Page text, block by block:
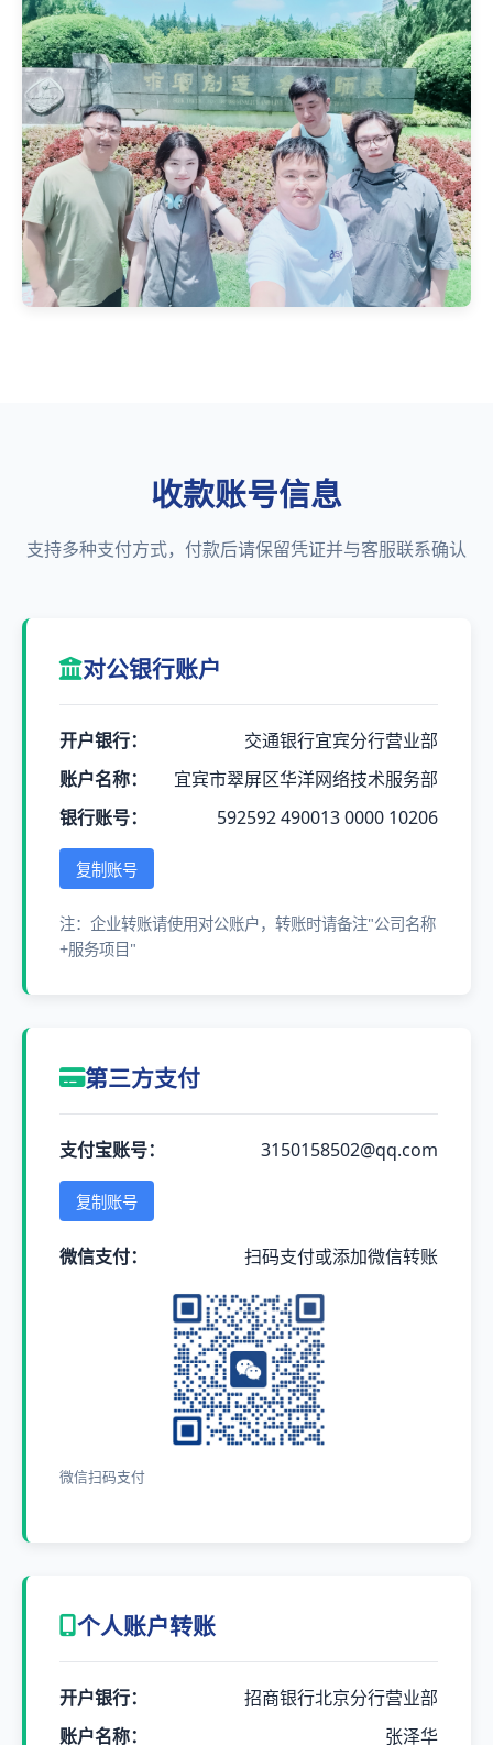
收款账号信息
支持多种支付方式，付款后请保留凭证并与客服联系确认
对公银行账户
开户银行：
交通银行宜宾分行营业部
账户名称：
宜宾市翠屏区华洋网络技术服务部
银行账号：
592592 490013 0000 10206
复制账号
注：企业转账请使用对公账户，转账时请备注"公司名称
+服务项目"
第三方支付
支付宝账号： 3150158502@qq.com
复制账号
微信支付： 扫码支付或添加微信转账
微信扫码支付
个人账户转账
开户银行：
招商银行北京分行营业部
账户名称：
张泽华